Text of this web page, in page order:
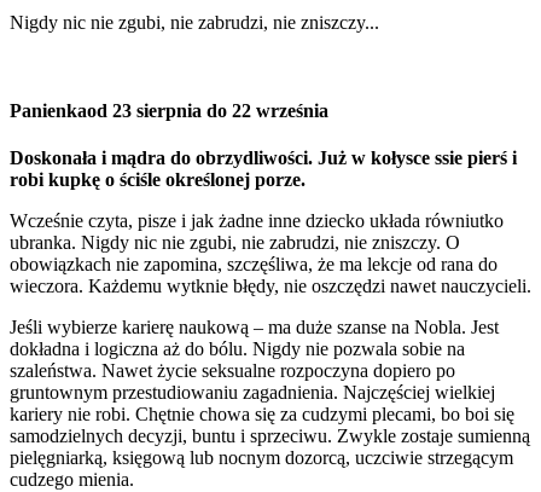
Nigdy nic nie zgubi, nie zabrudzi, nie zniszczy...
Panienkaod 23 sierpnia do 22 września
Doskonała i mądra do obrzydliwości. Już w kołysce ssie pierś i
robi kupkę o ściśle określonej porze.
Wcześnie czyta, pisze i jak żadne inne dziecko układa równiutko
ubranka. Nigdy nic nie zgubi, nie zabrudzi, nie zniszczy. O
obowiązkach nie zapomina, szczęśliwa, że ma lekcje od rana do
wieczora. Każdemu wytknie błędy, nie oszczędzi nawet nauczycieli.
Jeśli wybierze karierę naukową – ma duże szanse na Nobla. Jest
dokładna i logiczna aż do bólu. Nigdy nie pozwala sobie na
szaleństwa. Nawet życie seksualne rozpoczyna dopiero po
gruntownym przestudiowaniu zagadnienia. Najczęściej wielkiej
kariery nie robi. Chętnie chowa się za cudzymi plecami, bo boi się
samodzielnych decyzji, buntu i sprzeciwu. Zwykle zostaje sumienną
pielęgniarką, księgową lub nocnym dozorcą, uczciwie strzegącym
cudzego mienia.